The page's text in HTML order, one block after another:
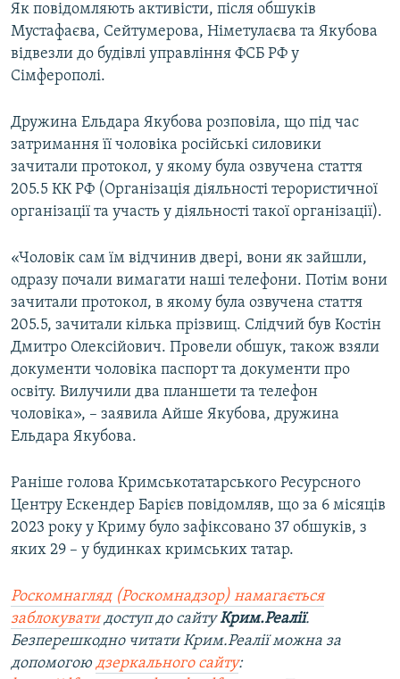
Як повідомляють активісти, після обшуків
Мустафаєва, Сейтумерова, Німетулаєва та Якубова
відвезли до будівлі управління ФСБ РФ у
Сімферополі.
Дружина Ельдара Якубова розповіла, що під час
затримання її чоловіка російські силовики
зачитали протокол, у якому була озвучена стаття
205.5 КК РФ (Організація діяльності терористичної
організації та участь у діяльності такої організації).
«Чоловік сам їм відчинив двері, вони як зайшли,
одразу почали вимагати наші телефони. Потім вони
зачитали протокол, в якому була озвучена стаття
205.5, зачитали кілька прізвищ. Слідчий був Костін
Дмитро Олексійович. Провели обшук, також взяли
документи чоловіка паспорт та документи про
освіту. Вилучили два планшети та телефон
чоловіка», – заявила Айше Якубова, дружина
Ельдара Якубова.
Раніше голова Кримськотатарського Ресурсного
Центру Ескендер Барієв повідомляв, що за 6 місяців
2023 року у Криму було зафіксовано 37 обшуків, з
яких 29 – у будинках кримських татар.
Роскомнагляд (Роскомнадзор) намагається
заблокуватидоступ до сайтуКрим.Реалії.
Безперешкодно читати Крим.Реалії можна за
допомогою дзеркального сайту: